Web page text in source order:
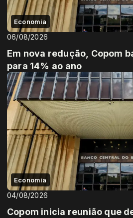
Economia
06/08/2026
Em nova redução, Copom
para 14% ao ano
Economia
04/08/2026
Copom inicia reunião que